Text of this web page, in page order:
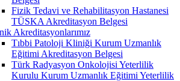
Fizik Tedavi ve Rehabilitasyon Hastanesi
TÜSKA Akreditasyon Belgesi
Akreditasyonlarımız
Tıbbi Patoloji Kliniği Kurum Uzmanlık
Eğitimi Akreditasyon Belgesi
Türk Radyasyon Onkolojisi Yeterlilik
Kurulu Kurum Uzmanlık Eğitimi Yeterlilik